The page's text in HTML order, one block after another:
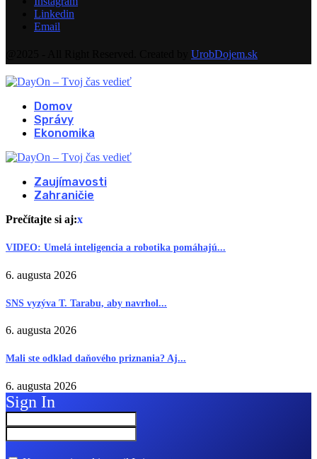
Linkedin
Email
UrobDojem.sk
Domov
Správy
Ekonomika
Zaujímavosti
Zahraničie
Prečítajte si aj:x
VIDEO: Umelá inteligencia a robotika pomáhajú...
6. augusta 2026
SNS vyzýva T. Tarabu, aby navrhol...
6. augusta 2026
Mali ste odklad daňového priznania? Aj...
6. augusta 2026
Sign In